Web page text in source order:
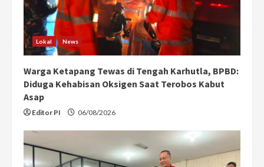
Lokal News
Warga Ketapang Tewas di Tengah Karhutla, BPBD:
Diduga Kehabisan Oksigen Saat Terobos Kabut
Asap
Editor PI 06/08/2026